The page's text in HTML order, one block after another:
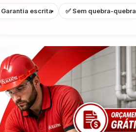
Garantia escrita ✅ Sem quebra-quebra